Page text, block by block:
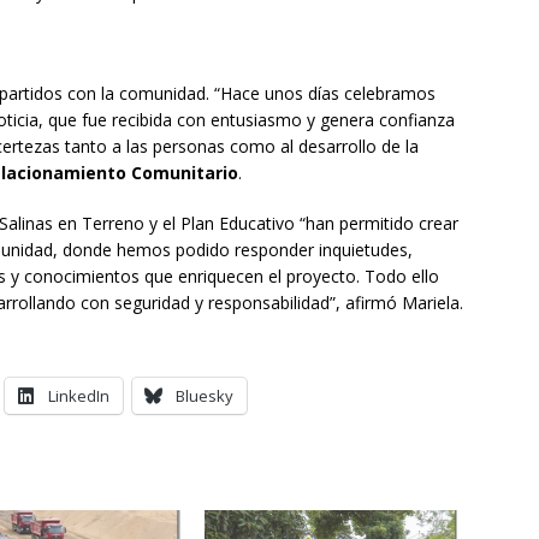
con la comunidad. “Hace unos días celebramos
que fue recibida con entusiasmo y genera confianza
tanto a las personas como al desarrollo de la
Comunitario.
en Terreno y el Plan Educativo “han permitido crear
donde hemos podido responder inquietudes,
conocimientos que enriquecen el proyecto. Todo ello
con seguridad y responsabilidad”, afirmó Mariela.
LinkedIn Bluesky